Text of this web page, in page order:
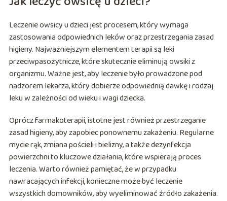
Leczenie owsicy u dzieci jest procesem, który wymaga
zastosowania odpowiednich leków oraz przestrzegania zasad
higieny. Najważniejszym elementem terapii są leki
przeciwpasożytnicze, które skutecznie eliminują owsiki z
organizmu. Ważne jest, aby leczenie było prowadzone pod
nadzorem lekarza, który dobierze odpowiednią dawkę i rodzaj
leku w zależności od wieku i wagi dziecka.
Oprócz farmakoterapii, istotne jest również przestrzeganie
zasad higieny, aby zapobiec ponownemu zakażeniu. Regularne
mycie rąk, zmiana pościeli i bielizny, a także dezynfekcja
powierzchni to kluczowe działania, które wspierają proces
leczenia. Warto również pamiętać, że w przypadku
nawracających infekcji, konieczne może być leczenie
wszystkich domowników, aby wyeliminować źródło zakażenia.